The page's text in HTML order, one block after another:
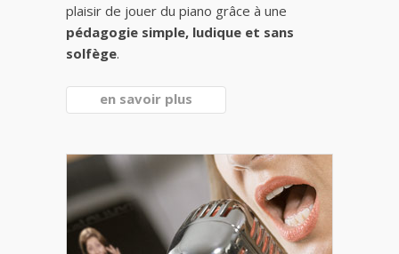
plaisir de jouer du piano grâce à une
pédagogie simple, ludique et sans
solfège.
en savoir plus